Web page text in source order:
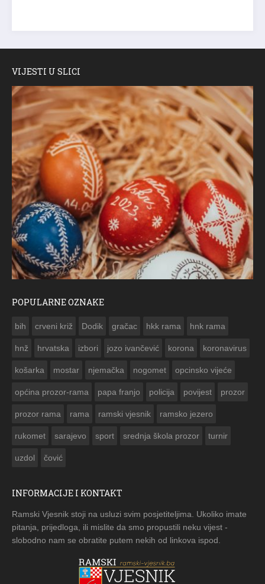
VIJESTI U SLICI
POPULARNE OZNAKE
bih crveni križ Dodik gračac hkk rama hnk rama
hnž hrvatska izbori jozo ivančević korona koronavirus
košarka mostar njemačka nogomet opcinsko vijeće
općina prozor-rama papa franjo policija povijest prozor
prozor rama rama ramski vjesnik ramsko jezero
rukomet sarajevo sport srednja škola prozor turnir
uzdol čović
INFORMACIJE I KONTAKT
Ramski Vjesnik stoji na usluzi svim posjetiteljima. Ukoliko imate
pitanja, prijedloga, ili mislite da smo propustili neku vijest -
slobodno nam se obratite putem nekih od linkova ispod.